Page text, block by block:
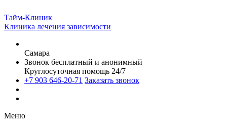
Тайм-Клиник
Клиника лечения зависимости
Самара
Звонок бесплатный и анонимный
Круглосуточная помощь 24/7
+7 903 646-20-71 Заказать звонок
Меню